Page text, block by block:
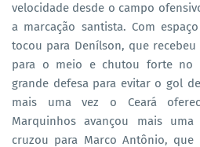
velocidade desde o campo
a marcação santista. Com
tocou para Denílson, que
para o meio e chutou forte no
grande defesa para evitar o gol
mais uma vez o Ceará
Marquinhos avançou mais
cruzou para Marco Antônio,